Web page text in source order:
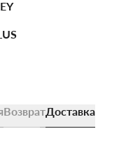
ВозвратДоставка